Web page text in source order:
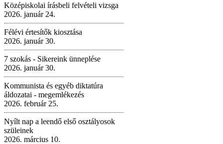
Középiskolai írásbeli felvételi vizsga
2026. január 24.
Félévi értesítők kiosztása
2026. január 30.
7 szokás - Sikereink ünneplése
2026. január 30.
Kommunista és egyéb diktatúra
áldozatai - megemlékezés
2026. február 25.
Nyílt nap a leendő első osztályosok
szüleinek
2026. március 10.